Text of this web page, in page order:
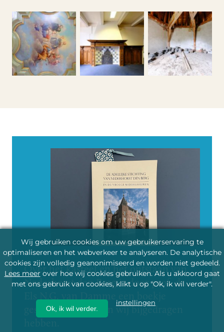
Over het kasteel en het ontstaan van
Nederhorst den Berg is door prof. dr.
geschreven waaraan wij bijgedragen
Wij gebruiken cookies om uw gebruikerservaring te
optimaliseren en het webverkeer te analyseren. De analytische
cookies zijn volledig geanonimiseerd en worden niet gedeeld.
Lees meerover hoe wij cookies gebruiken. Als u akkoord gaat
met ons gebruik van cookies, klikt u op "Ok, ik wil verder".
Ok, ik wil verder.
instellingen